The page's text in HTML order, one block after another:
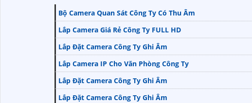
Bộ Camera Quan Sát Công Ty Có Thu Âm
Lắp Camera Giá Rẻ Công Ty FULL HD
Lắp Đặt Camera Công Ty Ghi Âm
Lắp Camera IP Cho Văn Phòng Công Ty
Lắp Đặt Camera Công Ty Ghi Âm
Lắp Đặt Camera Công Ty Ghi Âm